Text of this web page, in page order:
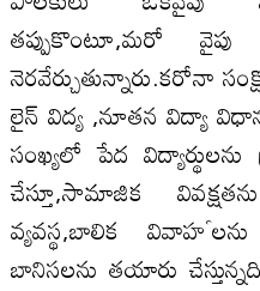
తప్పుకొంటూ,మరో వైపు
నెరవేర్చుతున్నారు.కరోనా
లైన్ విద్య ,నూతన విద్యా
సంఖ్యలో పేద
చేస్తూ,సామాజిక
వ్యవస్థ,బాలిక
బానిసలను తయారు